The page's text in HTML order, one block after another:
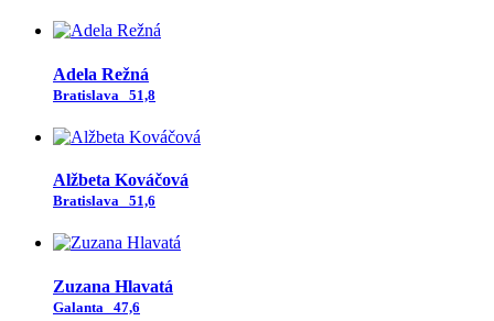
Adela Režná
Bratislava 51,8
Alžbeta Kováčová
Bratislava 51,6
Zuzana Hlavatá
Galanta 47,6